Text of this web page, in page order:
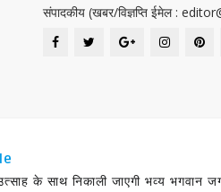
संपादकीय (खबर/विज्ञप्ति ईमेल :
के साथ निकाली जाएगी भव्य भगवान